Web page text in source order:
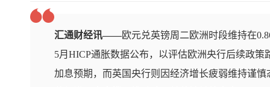
汇通财经讯——欧元兑英镑周二欧洲时段维持在
5月HICP通胀数据公布，以评估欧洲央行后续政
加息预期，而英国央行则因经济增长疲弱维持谨